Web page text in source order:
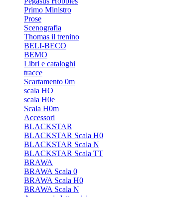
Primo Ministro
Prose
Scenografia
Thomas il trenino
BELI-BECO
BEMO
Libri e cataloghi
tracce
Scartamento 0m
scala HO
scala H0e
Scala H0m
Accessori
BLACKSTAR
BLACKSTAR Scala H0
BLACKSTAR Scala N
BLACKSTAR Scala TT
BRAWA
BRAWA Scala 0
BRAWA Scala H0
BRAWA Scala N